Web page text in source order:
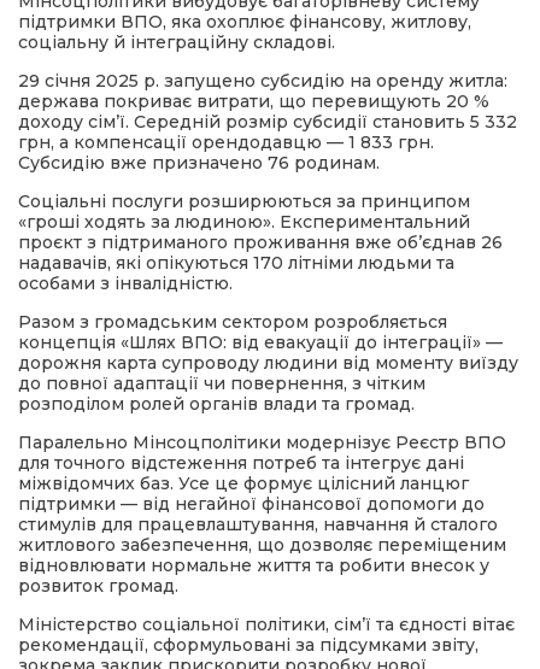
підтримки ВПО, яка охоплює фінансову, житлову,
соціальну й інтеграційну складові.
29 січня 2025 р. запущено субсидію на оренду житла:
держава покриває витрати, що перевищують 20 %
доходу сім’ї. Середній розмір субсидії становить 5 332
грн, а компенсації орендодавцю — 1 833 грн.
Субсидію вже призначено 76 родинам.
Соціальні послуги розширюються за принципом
«гроші ходять за людиною». Експериментальний
проєкт з підтриманого проживання вже об’єднав 26
надавачів, які опікуються 170 літніми людьми та
особами з інвалідністю.
Разом з громадським сектором розробляється
концепція «Шлях ВПО: від евакуації до інтеграції» —
дорожня карта супроводу людини від моменту виїзду
до повної адаптації чи повернення, з чітким
розподілом ролей органів влади та громад.
Паралельно Мінсоцполітики модернізує Реєстр ВПО
для точного відстеження потреб та інтегрує дані
міжвідомчих баз. Усе це формує цілісний ланцюг
підтримки — від негайної фінансової допомоги до
стимулів для працевлаштування, навчання й сталого
житлового забезпечення, що дозволяє переміщеним
відновлювати нормальне життя та робити внесок у
розвиток громад.
Міністерство соціальної політики, сімʼї та єдності вітає
рекомендації, сформульовані за підсумками звіту,